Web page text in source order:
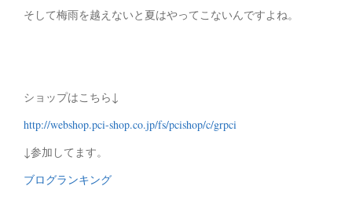
そして梅雨を越えないと夏はやってこないんですよね。
ショップはこちら↓
http://webshop.pci-shop.co.jp/fs/pcishop/c/grpci
↓参加してます。
ブログランキング